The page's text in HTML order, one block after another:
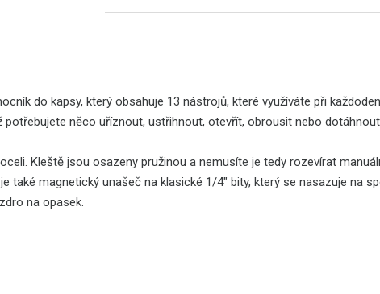
do kapsy, který obsahuje 13 nástrojů, které využíváte při
potřebujete něco uříznout, ustřihnout, otevřít, obrousit nebo
Kleště jsou osazeny pružinou a nemusíte je tedy rozevírat
také magnetický unašeč na klasické 1/4" bity, který se nasazuje na
na opasek.